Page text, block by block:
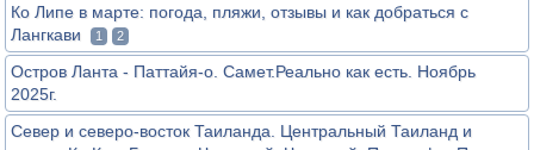
Ко Липе в марте: погода, пляжи, отзывы и как добраться с
Лангкави
1 2
Остров Ланта - Паттайя-о. Самет.Реально как есть. Ноябрь
2025г.
Север и северо-восток Таиланда. Центральный Таиланд и